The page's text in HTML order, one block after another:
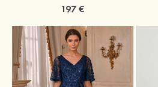
197 €